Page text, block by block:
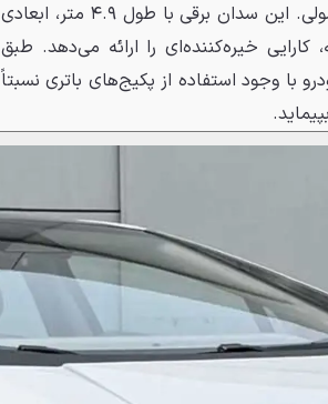
بیشتری به یک سفینه فضایی دارد تا یک خودروی معمولی. این سدان برقی با طول ۴.۹ متر، ابعادی
کارایی خیره‌کننده‌ای را ارائه می‌دهد. طبق
با وجود استفاده از پکیج‌های باتری نسبتاً